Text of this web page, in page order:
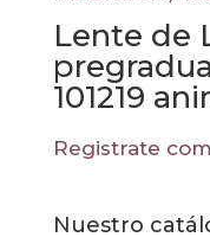
Lente de
101219
Registrate
Nuestro